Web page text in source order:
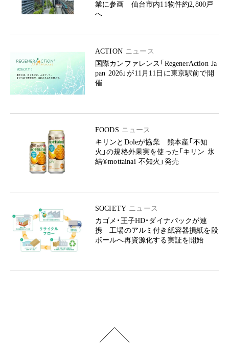
業に参画 仙台市内11物件約2,800戸
へ
ACTION ニュース
国際カンファレンス「RegenerAction Ja
pan 2026」が11月11日に東京駅前で開
催
FOODS ニュース
キリンとDoleが協業 熊本産「不知
火」の規格外果実を使った「キリン 氷
結®mottainai 不知火」発売
SOCIETY ニュース
カゴメ・王子HD・ダイナパックが連
携 工場のアルミ付き紙容器損紙を段
ボールへ再資源化する実証を開始